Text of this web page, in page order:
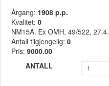
Årgang: 1908 p.p.
Kvalitet: 0
NM15A. Ex OMH, 49/522, 27.4.
Antall tilgjengelig: 0
Pris: 9000.00
ANTALL